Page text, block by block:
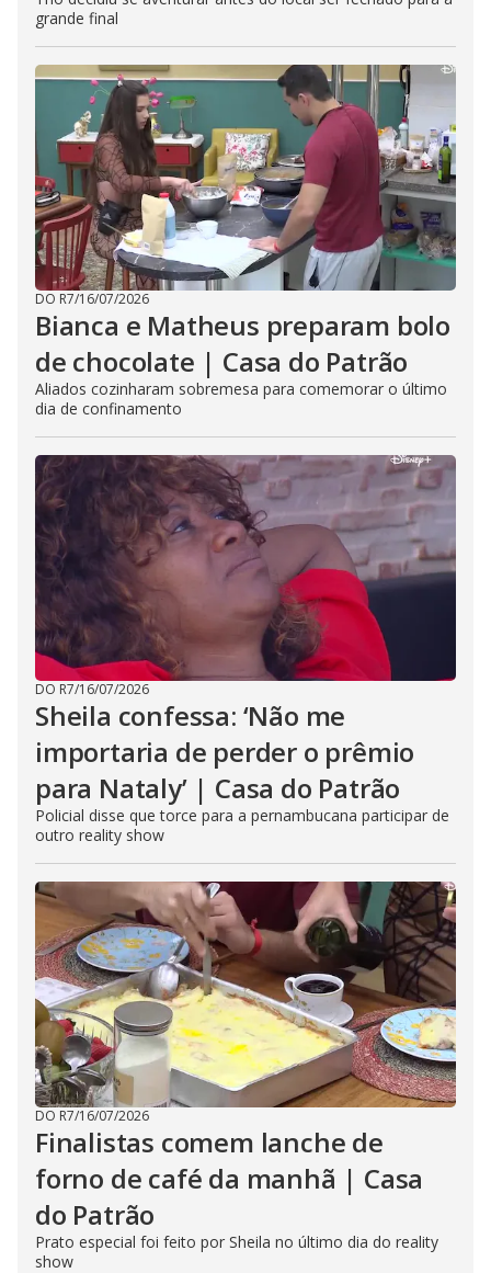
grande final
DO R7/16/07/2026
Bianca e Matheus preparam bolo
de chocolate | Casa do Patrão
Aliados cozinharam sobremesa para comemorar o último
dia de confinamento
DO R7/16/07/2026
Sheila confessa: ‘Não me
importaria de perder o prêmio
para Nataly’ | Casa do Patrão
Policial disse que torce para a pernambucana participar de
outro reality show
DO R7/16/07/2026
Finalistas comem lanche de
forno de café da manhã | Casa
do Patrão
Prato especial foi feito por Sheila no último dia do reality
show